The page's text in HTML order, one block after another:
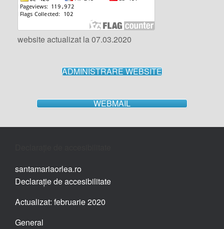
website actualizat la 07.03.2020
ADMINISTRARE WEBSITE
WEBMAIL
santamariaorlea.ro
Declarație de accesibilitate
Actualizat: februarie 2020
General